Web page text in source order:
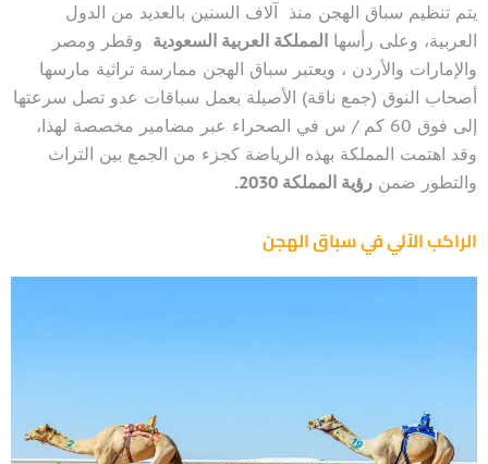
يتم تنظيم سباق الهجن منذ آلاف السنين بالعديد من الدول
العربية، وعلى رأسها المملكة العربية السعودية وقطر ومصر
والإمارات والأردن ، ويعتبر سباق الهجن ممارسة تراثية مارسها
أصحاب النوق (جمع ناقة) الأصيلة بعمل سباقات عدو تصل سرعتها
إلى فوق 60 كم / س في الصحراء عبر مضامير مخصصة لهذا،
وقد اهتمت المملكة بهذه الرياضة كجزء من الجمع بين التراث
والتطور ضمن رؤية المملكة 2030.
الراكب الآلي في سباق الهجن